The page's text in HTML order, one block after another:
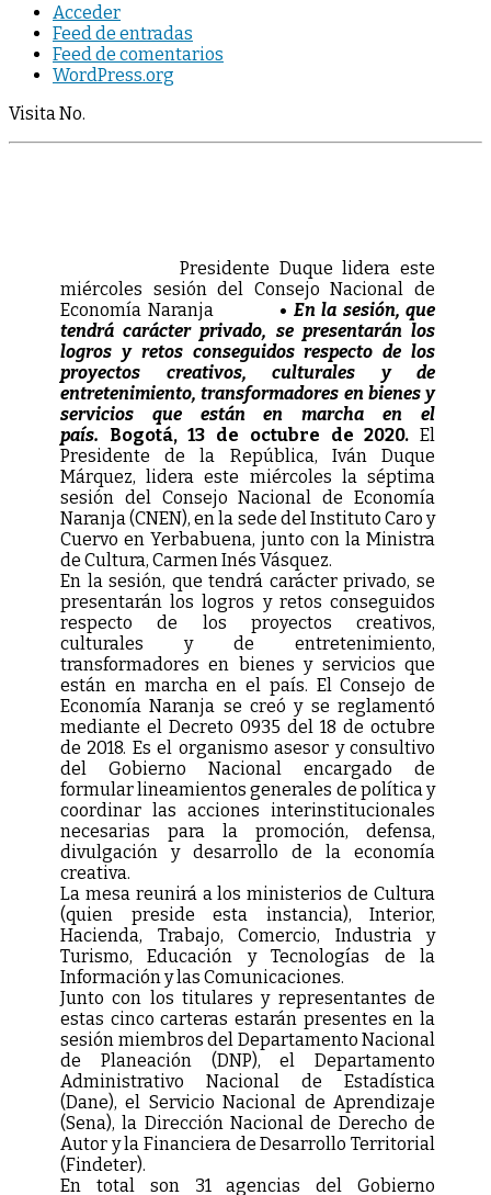
Acceder
Feed de entradas
Feed de comentarios
WordPress.org
Visita No.
Presidente Duque lidera este
miércoles sesión del Consejo Nacional de
Economía Naranja • En la sesión, que
tendrá carácter privado, se presentarán los
logros y retos conseguidos respecto de los
proyectos creativos, culturales y de
entretenimiento, transformadores en bienes y
servicios que están en marcha en el
país. Bogotá, 13 de octubre de 2020.El
Presidente de la República, Iván Duque
Márquez, lidera este miércoles la séptima
sesión del Consejo Nacional de Economía
Naranja (CNEN), en la sede del Instituto Caro y
Cuervo en Yerbabuena, junto con la Ministra
de Cultura, Carmen Inés Vásquez.
En la sesión, que tendrá carácter privado, se
presentarán los logros y retos conseguidos
respecto de los proyectos creativos,
culturales y de entretenimiento,
transformadores en bienes y servicios que
están en marcha en el país. El Consejo de
Economía Naranja se creó y se reglamentó
mediante el Decreto 0935 del 18 de octubre
de 2018. Es el organismo asesor y consultivo
del Gobierno Nacional encargado de
formular lineamientos generales de política y
coordinar las acciones interinstitucionales
necesarias para la promoción, defensa,
divulgación y desarrollo de la economía
creativa.
La mesa reunirá a los ministerios de Cultura
(quien preside esta instancia), Interior,
Hacienda, Trabajo, Comercio, Industria y
Turismo, Educación y Tecnologías de la
Información y las Comunicaciones.
Junto con los titulares y representantes de
estas cinco carteras estarán presentes en la
sesión miembros del Departamento Nacional
de Planeación (DNP), el Departamento
Administrativo Nacional de Estadística
(Dane), el Servicio Nacional de Aprendizaje
(Sena), la Dirección Nacional de Derecho de
Autor y la Financiera de Desarrollo Territorial
(Findeter).
En total son 31 agencias del Gobierno